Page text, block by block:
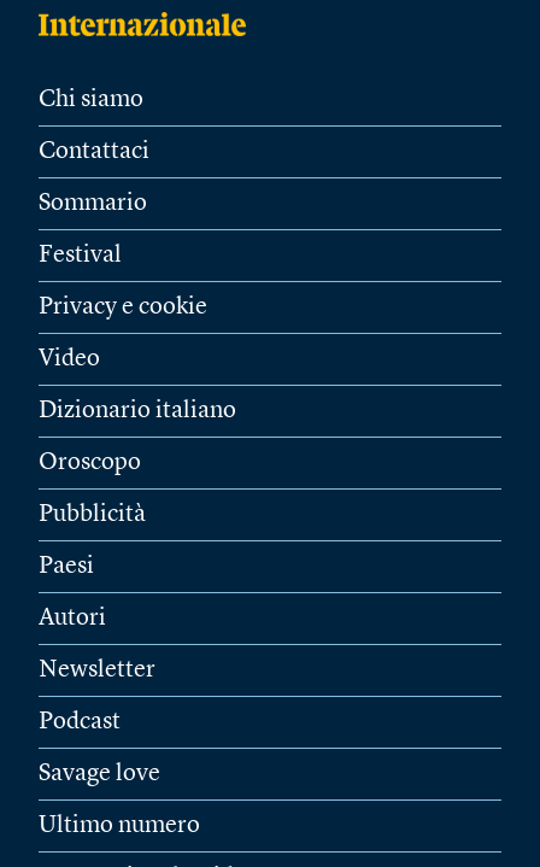
Chi siamo
Contattaci
Sommario
Festival
Privacy e cookie
Video
Dizionario italiano
Oroscopo
Pubblicità
Paesi
Autori
Newsletter
Podcast
Savage love
Ultimo numero